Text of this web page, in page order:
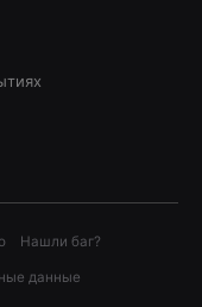
Нашли баг?
данные